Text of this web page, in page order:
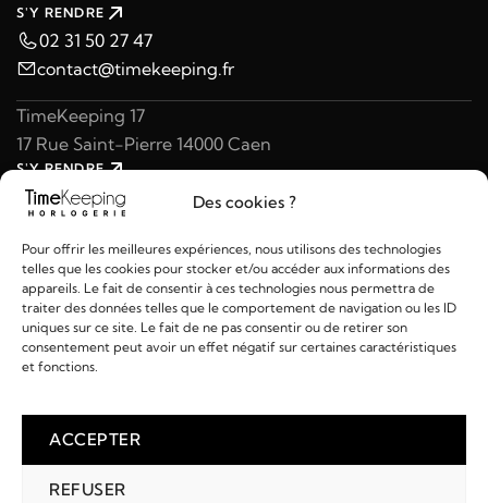
Des cookies ?
Pour offrir les meilleures expériences, nous utilisons des technologies
telles que les cookies pour stocker et/ou accéder aux informations des
appareils. Le fait de consentir à ces technologies nous permettra de
traiter des données telles que le comportement de navigation ou les ID
uniques sur ce site. Le fait de ne pas consentir ou de retirer son
consentement peut avoir un effet négatif sur certaines caractéristiques
et fonctions.
ACCEPTER
REFUSER
S'Y RENDRE
02 31 50 27 47
contact@timekeeping.fr
TimeKeeping 17
17 Rue Saint-Pierre 14000 Caen
S'Y RENDRE
02 31 47 49 97
contact@timekeeping.fr
Liens utiles
2026 © TIMEKEEPING - Réalisé par